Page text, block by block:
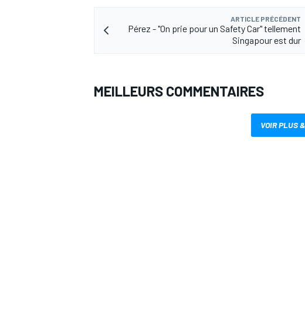
ARTICLE PRÉCÉDENT
Pérez - "On prie pour un Safety Car" tellement
Singapour est dur
MEILLEURS COMMENTAIRES
VOIR PLUS